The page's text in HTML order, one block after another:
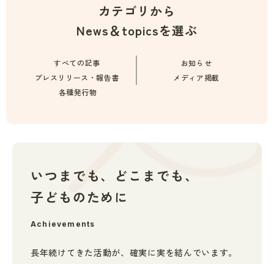
カテゴリから
News＆topicsを選ぶ
すべての記事
お知らせ
プレスリリース・報告書
メディア掲載
各種発行物
いつまでも、どこまでも、
子どものために
Achievements
長年続けてきた活動が、 確実に実を結んでいます。